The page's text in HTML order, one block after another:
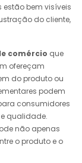
estão bem visíveis
do cliente,
comércio que
ofereçam
do produto ou
podem
consumidores
qualidade.
não apenas
o produto e o